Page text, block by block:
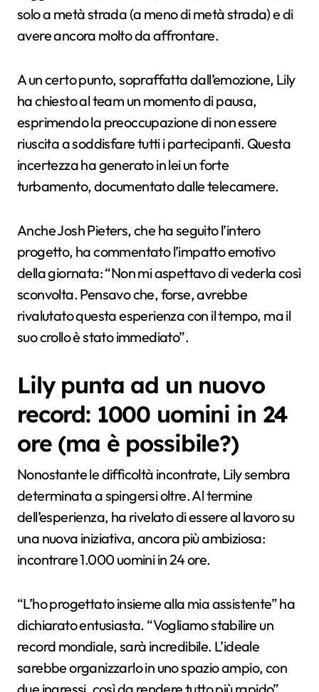
solo a metà strada (a meno di metà strada) e di
avere ancora molto da affrontare.
A un certo punto, sopraffatta dall’emozione, Lily
ha chiesto al team un momento di pausa,
esprimendo la preoccupazione di non essere
riuscita a soddisfare tutti i partecipanti. Questa
incertezza ha generato in lei un forte
turbamento, documentato dalle telecamere.
Anche Josh Pieters, che ha seguito l’intero
progetto, ha commentato l’impatto emotivo
della giornata: “Non mi aspettavo di vederla così
sconvolta. Pensavo che, forse, avrebbe
rivalutato questa esperienza con il tempo, ma il
suo crollo è stato immediato”.
Lily punta ad un nuovo
record: 1000 uomini in 24
ore (ma è possibile?)
Nonostante le difficoltà incontrate, Lily sembra
determinata a spingersi oltre. Al termine
dell’esperienza, ha rivelato di essere al lavoro su
una nuova iniziativa, ancora più ambiziosa:
incontrare 1.000 uomini in 24 ore.
“L’ho progettato insieme alla mia assistente” ha
dichiarato entusiasta. “Vogliamo stabilire un
record mondiale, sarà incredibile. L’ideale
sarebbe organizzarlo in uno spazio ampio, con